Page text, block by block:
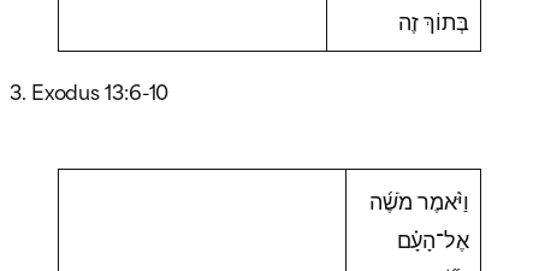
בְּתוֹךְ זֶה
3. Exodus 13:6-10
וַיֹּ֨אמֶר מֹשֶׁ֜ה
אֶל־הָעָ֗ם